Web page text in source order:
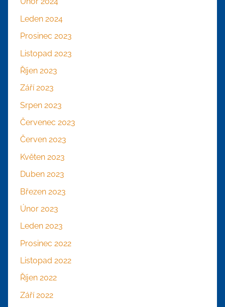
Leden 2024
Prosinec 2023
Listopad 2023
Říjen 2023
Září 2023
Srpen 2023
Červenec 2023
Červen 2023
Květen 2023
Duben 2023
Březen 2023
Únor 2023
Leden 2023
Prosinec 2022
Listopad 2022
Říjen 2022
Září 2022